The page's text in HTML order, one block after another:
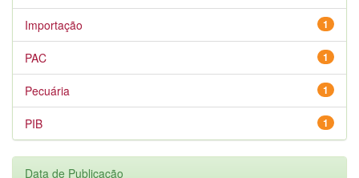
1
Importação
1
PAC
1
Pecuária
1
PIB
Data de Publicação